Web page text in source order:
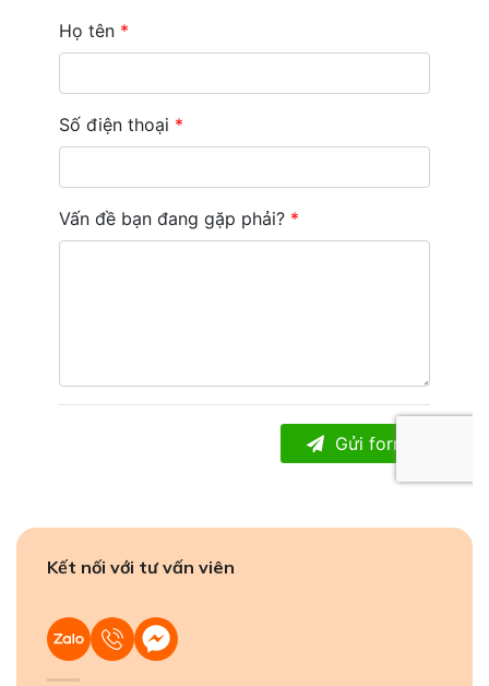
Kết nối với tư vấn viên